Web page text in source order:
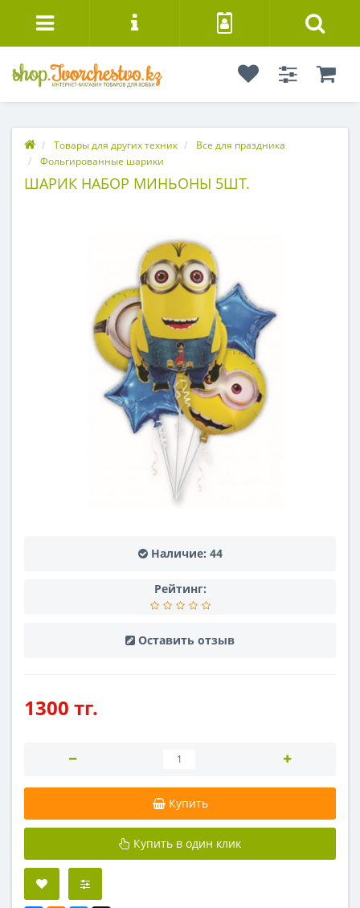
Товары для других техник
Все для праздника
Фольгированные шарики
ШАРИК НАБОР МИНЬОНЫ 5ШТ.
Наличие: 44
Рейтинг:
Оставить отзыв
1300 тг.
Купить
Купить в один клик